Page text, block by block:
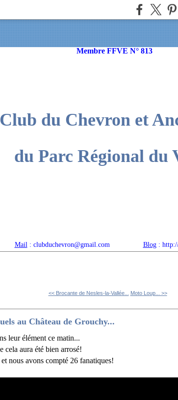
Membre FFVE N° 813
Club du Chevron et
du Parc Régional du
Mail : clubduchevron@gmail.com Blog: http://
<< Brocante de Nesles-la-Vallée... Moto Loup... >>
au Château de Grouchy...
leur élément ce matin...
cela aura été bien arrosé!
nous avons compté 26 fanatiques!